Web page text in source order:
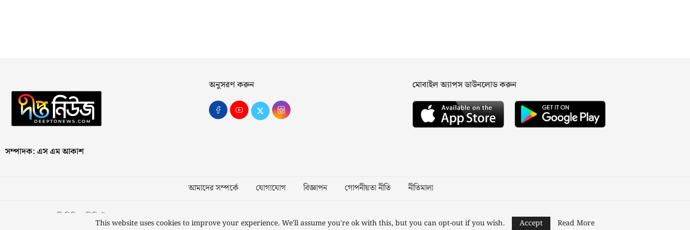
সম্পাদক: এস এম আকাশ
অনুসরণ করুন মোবাইল অ্যাপস ডাউনলোড করুন
আমাদের সম্পর্কে যোগাযোগ বিজ্ঞাপন গোপনীয়তা নীতি নীতিমালা
স্বত্ব © ২০২৩ কাজী মিডিয়া লিমিটেড Designed and Developed byNusratech Pte Ltd.
This website uses cookies to improve your experience. We'll assume you're ok with this, but you can opt-out if you wish. Accept Read More